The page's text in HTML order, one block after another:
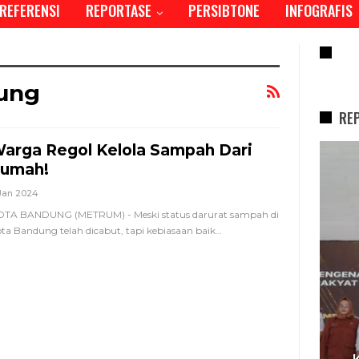
REFERENSI REPORTASE PERSIBTONE INFOGRAFIS
Regol Kelola Sampah Dari
2024
BANDUNG (METRUM) - Meski status darurat sampah di
Bandung telah dicabut, tapi kebiasaan baik…
REPORTASE